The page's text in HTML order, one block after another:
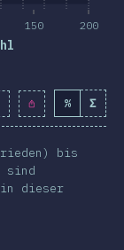
150 200
% Σ
bis
sind
in dieser